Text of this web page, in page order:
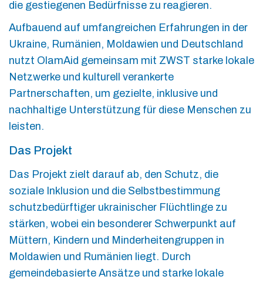
die gestiegenen Bedürfnisse zu reagieren.
Aufbauend auf umfangreichen Erfahrungen in der
Ukraine, Rumänien, Moldawien und Deutschland
nutzt OlamAid gemeinsam mit ZWST starke lokale
Netzwerke und kulturell verankerte
Partnerschaften, um gezielte, inklusive und
nachhaltige Unterstützung für diese Menschen zu
leisten.
Das Projekt
Das Projekt zielt darauf ab, den Schutz, die
soziale Inklusion und die Selbstbestimmung
schutzbedürftiger ukrainischer Flüchtlinge zu
stärken, wobei ein besonderer Schwerpunkt auf
Müttern, Kindern und Minderheitengruppen in
Moldawien und Rumänien liegt. Durch
gemeindebasierte Ansätze und starke lokale